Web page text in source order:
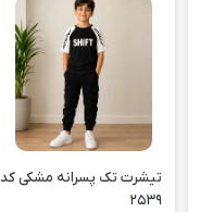
تیشرت تک پسرانه مشکی کد
۲۵۳۹